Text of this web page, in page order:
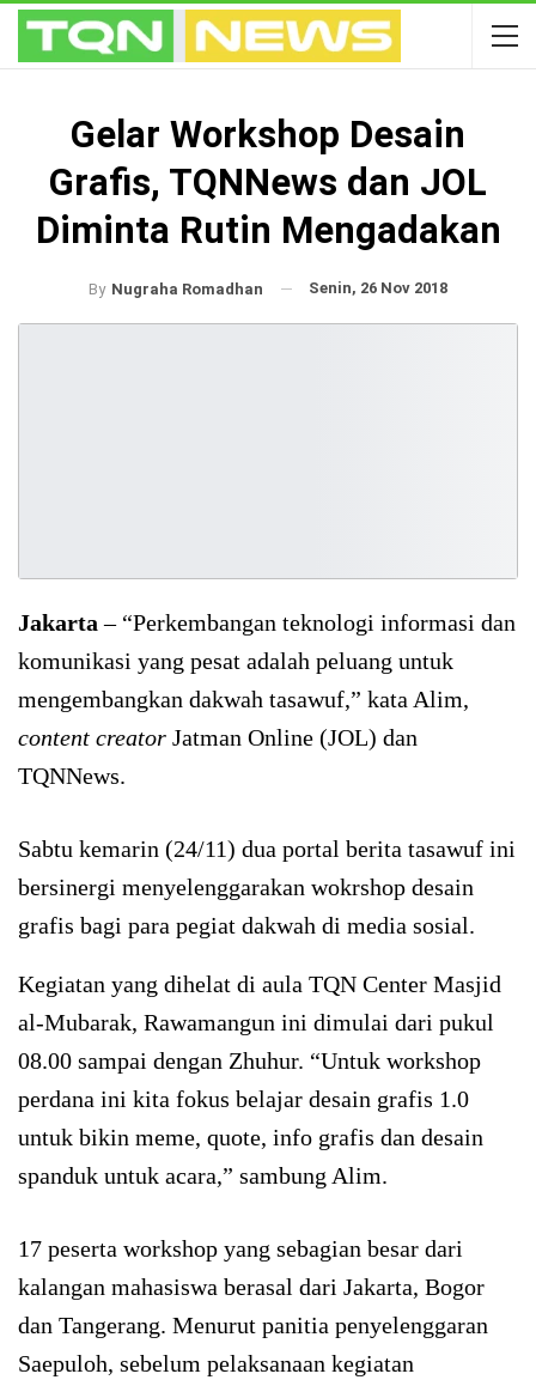
Gelar Workshop Desain
Grafis, TQNNews dan JOL
Diminta Rutin Mengadakan
By Nugraha Romadhan Senin, 26 Nov 2018
Jakarta – “Perkembangan teknologi informasi dan
komunikasi yang pesat adalah peluang untuk
mengembangkan dakwah tasawuf,” kata Alim,
content creator Jatman Online (JOL) dan
TQNNews.
Sabtu kemarin (24/11) dua portal berita tasawuf ini
bersinergi menyelenggarakan wokrshop desain
grafis bagi para pegiat dakwah di media sosial.
Kegiatan yang dihelat di aula TQN Center Masjid
al-Mubarak, Rawamangun ini dimulai dari pukul
08.00 sampai dengan Zhuhur. “Untuk workshop
perdana ini kita fokus belajar desain grafis 1.0
untuk bikin meme, quote, info grafis dan desain
spanduk untuk acara,” sambung Alim.
17 peserta workshop yang sebagian besar dari
kalangan mahasiswa berasal dari Jakarta, Bogor
dan Tangerang. Menurut panitia penyelenggaran
Saepuloh, sebelum pelaksanaan kegiatan